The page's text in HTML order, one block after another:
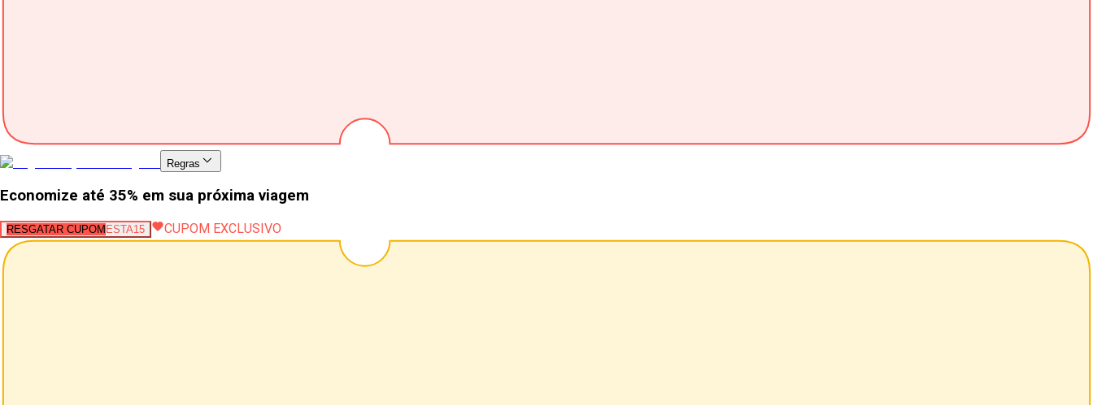
Regras
Economize até 35% em sua próxima viagem
RESGATAR CUPOM ESTA15 CUPOM EXCLUSIVO